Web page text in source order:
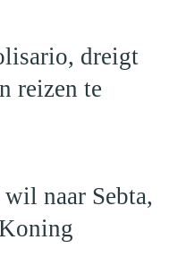
dreigt
reizen te
naar Sebta,